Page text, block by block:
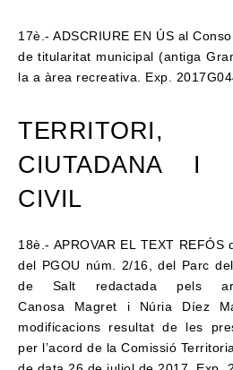
17è.- ADSCRIURE EN ÚS al
de titularitat municipal (antiga
la a àrea recreativa. Exp.
TERRITORI,
CIUTADANA I
CIVIL
18è.- APROVAR EL TEXT
del PGOU núm. 2/16, del Parc
de Salt redactada pels
Canosa Magret i Núria Díez
modificacions resultat de les
per l’acord de la Comissió